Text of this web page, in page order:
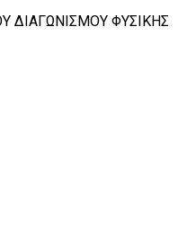
ΔΙΑΓΩΝΙΣΜΟΥ ΦΥΣΙΚΗΣ